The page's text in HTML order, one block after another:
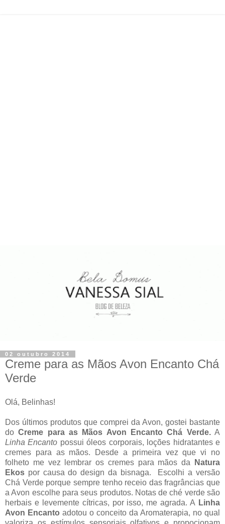
02 outubro 2014
Creme para as Mãos Avon Encanto Chá
Verde
Olá, Belinhas!
Dos últimos produtos que comprei da Avon, gostei bastante
doCreme para as Mãos Avon Encanto Chá Verde.A
Linha Encanto possui óleos corporais, loções hidratantes e
cremes para as mãos. Desde a primeira vez que vi no
folheto me vez lembrar os cremes para mãos da
Natura
Ekos por causa do design da bisnaga. Escolhi a versão
Chá Verde porque sempre tenho receio das fragrâncias que
a Avon escolhe para seus produtos. Notas de ché verde são
herbais e levemente cítricas, por isso, me agrada. A Linha
Avon Encanto adotou o conceito da Aromaterapia, no qual